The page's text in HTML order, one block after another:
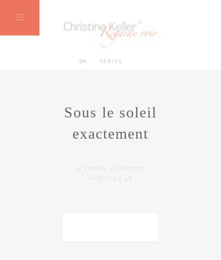
Summer fun
SÉRIES
Sous le soleil
exactement
A PROPOS DU PROJET
PARTAGEZ-LE